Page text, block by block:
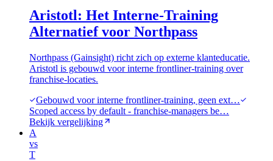
Aristotl: Het Interne-Training
Alternatief voor Northpass
Northpass (Gainsight) richt zich op externe klanteducatie.
Aristotl is gebouwd voor interne frontliner-training over
franchise-locaties.
Gebouwd voor interne frontliner-training, geen ext…
Scoped access by default - franchise-managers be…
Bekijk vergelijking
A
vs
T